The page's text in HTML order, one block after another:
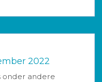
2022
andere